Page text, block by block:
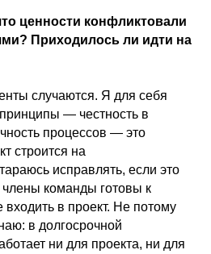
ценности конфликтовали
Приходилось ли идти на
случаются. Я для себя
— честность в
процессов — это
строится на
исправлять, если это
команды готовы к
входить в проект. Не потому
в долгосрочной
ни для проекта, ни для